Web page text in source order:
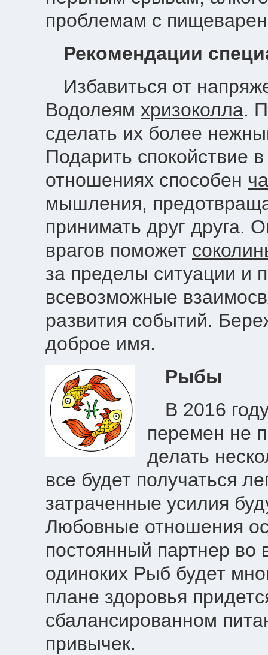
проблемам с
Рекомендации
Избавиться от
Водолеям хризоколла.
сделать их более
Подарить спокойствие
отношениях способен
мышления,
принимать друг друга.
врагов поможет
за пределы ситуации и
всевозможные
развития событий.
доброе имя.
Рыбы
В 2016
перемен не
делать
все будет получаться
затраченные усилия
Любовные отношения
постоянный партнер во
одиноких Рыб будет
плане здоровья
сбалансированном
привычек.